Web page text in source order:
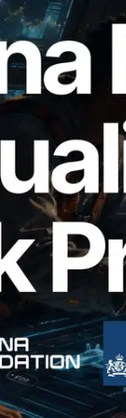
Block
化區塊生